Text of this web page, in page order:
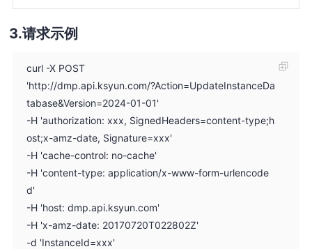
请求示例
curl -X POST
'http://dmp.api.ksyun.com/?Action=UpdateInstanceDa
tabase&Version=2024-01-01'
-H 'authorization: xxx, SignedHeaders=content-type;h
ost;x-amz-date, Signature=xxx'
-H 'cache-control: no-cache'
-H 'content-type: application/x-www-form-urlencode
d'
-H 'host: dmp.api.ksyun.com'
-H 'x-amz-date: 20170720T022802Z'
-d 'InstanceId=xxx'